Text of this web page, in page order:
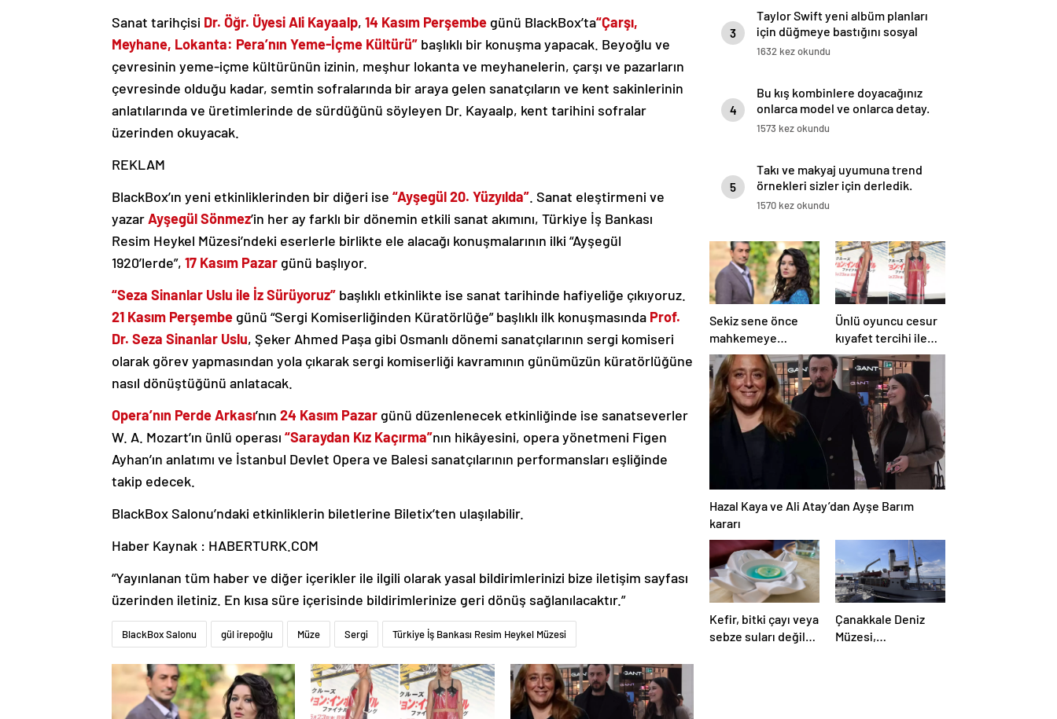
Sanat tarihçisi Dr. Öğr. Üyesi Ali Kayaalp, 14 Kasım Perşembe günü BlackBox’ta“Çarşı,
Meyhane, Lokanta: Pera’nın Yeme-İçme Kültürü” başlıklı bir konuşma yapacak. Beyoğlu ve
çevresinin yeme-içme kültürünün izinin, meşhur lokanta ve meyhanelerin, çarşı ve pazarların
çevresinde olduğu kadar, semtin sofralarında bir araya gelen sanatçıların ve kent sakinlerinin
anlatılarında ve üretimlerinde de sürdüğünü söyleyen Dr. Kayaalp, kent tarihini sofralar
üzerinden okuyacak.
REKLAM
BlackBox’ın yeni etkinliklerinden bir diğeri ise “Ayşegül 20. Yüzyılda”. Sanat eleştirmeni ve
yazarAyşegül Sönmez’in her ay farklı bir dönemin etkili sanat akımını, Türkiye İş Bankası
Resim Heykel Müzesi’ndeki eserlerle birlikte ele alacağı konuşmalarının ilki “Ayşegül
1920’lerde”, 17 Kasım Pazar günü başlıyor.
“Seza Sinanlar Uslu ile İz Sürüyoruz” başlıklı etkinlikte ise sanat tarihinde hafiyeliğe çıkıyoruz.
21 Kasım Perşembe günü “Sergi Komiserliğinden Küratörlüğe” başlıklı ilk konuşmasında Prof.
Dr. Seza Sinanlar Uslu, Şeker Ahmed Paşa gibi Osmanlı dönemi sanatçılarının sergi komiseri
olarak görev yapmasından yola çıkarak sergi komiserliği kavramının günümüzün küratörlüğüne
nasıl dönüştüğünü anlatacak.
Opera’nın Perde Arkası’nın 24 Kasım Pazar günü düzenlenecek etkinliğinde ise sanatseverler
W. A. Mozart’ın ünlü operası “Saraydan Kız Kaçırma”nın hikâyesini, opera yönetmeni Figen
Ayhan’ın anlatımı ve İstanbul Devlet Opera ve Balesi sanatçılarının performansları eşliğinde
takip edecek.
BlackBox Salonu’ndaki etkinliklerin biletlerine Biletix’ten ulaşılabilir.
Haber Kaynak : HABERTURK.COM
“Yayınlanan tüm haber ve diğer içerikler ile ilgili olarak yasal bildirimlerinizi bize iletişim sayfası
üzerinden iletiniz. En kısa süre içerisinde bildirimlerinize geri dönüş sağlanılacaktır.”
BlackBox Salonu gül irepoğlu Müze Sergi Türkiye İş Bankası Resim Heykel Müzesi
3
Taylor Swift yeni albüm planları
için düğmeye bastığını sosyal
medyadan duyurdu!
1632 kez okundu
4
Bu kış kombinlere doyacağınız
onlarca model ve onlarca detay.
1573 kez okundu
5
Takı ve makyaj uyumuna trend
örnekleri sizler için derledik.
1570 kez okundu
Sekiz sene önce
mahkemeye
başvuran Nurgül
Yeşilçay’a
sevindiren haber
Ünlü oyuncu cesur
kıyafet tercihi ile
”Görevimiz Tehlike”
galasına damga
vurdu
Hazal Kaya ve Ali Atay’dan Ayşe Barım
kararı
Kefir, bitki çayı veya
sebze suları değil:
Çanakkale Deniz
Müzesi,